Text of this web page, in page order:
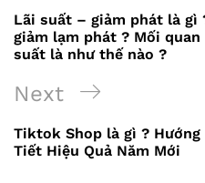
hướng
bài
viết
Post
Lãi suất – giảm phát là gì
giảm lạm phát ? Mối
suất là như thế nào ?
Next
Post
Next
Tiktok Shop là gì ?
Tiết Hiệu Quả Năm Mới